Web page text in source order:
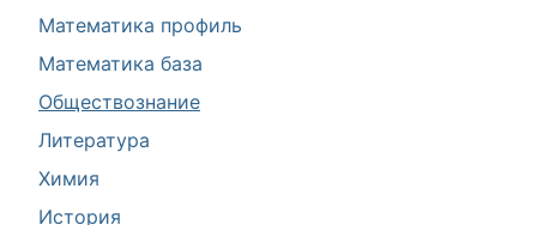
Математика профиль
Математика база
Обществознание
Литература
Химия
История